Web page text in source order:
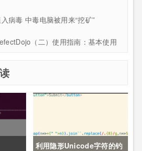
病毒 中毒电脑被用来“挖矿”
（二）使用指南：基本使用
利用隐形Unicode字符的钓